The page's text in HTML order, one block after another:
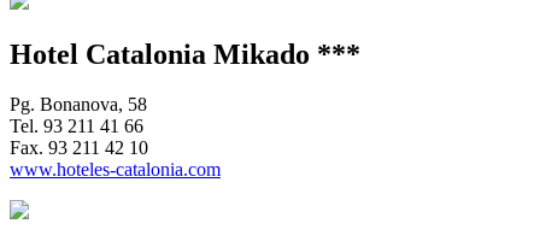
Hotel Catalonia Mikado ***
Pg. Bonanova, 58
Tel. 93 211 41 66
Fax. 93 211 42 10
www.hoteles-catalonia.com